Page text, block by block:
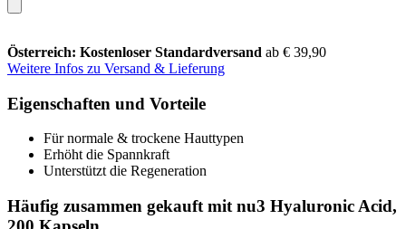
Österreich: Kostenloser Standardversand ab € 39,90
Weitere Infos zu Versand & Lieferung
Eigenschaften und Vorteile
Für normale & trockene Hauttypen
Erhöht die Spannkraft
Unterstützt die Regeneration
Häufig zusammen gekauft mit nu3 Hyaluronic Acid,